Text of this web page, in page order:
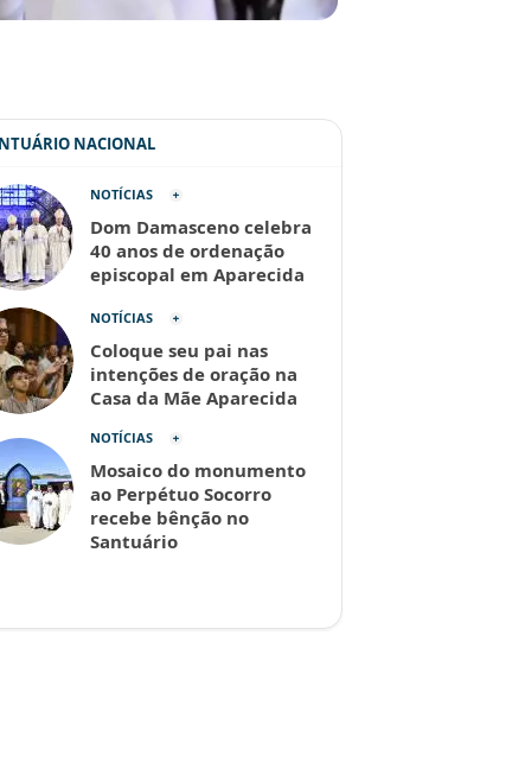
NACIONAL
NOTÍCIAS
Dom Damasceno celebra
40 anos de ordenação
episcopal em Aparecida
NOTÍCIAS
Coloque seu pai nas
intenções de oração na
Casa da Mãe Aparecida
NOTÍCIAS
Mosaico do monumento
ao Perpétuo Socorro
recebe bênção no
Santuário